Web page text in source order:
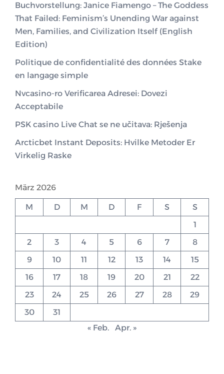
Buchvorstellung: Janice Fiamengo – The Goddess
That Failed: Feminism’s Unending War against
Men, Families, and Civilization Itself (English
Edition)
Politique de confidentialité des données Stake
en langage simple
Nvcasino-ro Verificarea Adresei: Dovezi
Acceptabile
PSK casino Live Chat se ne učitava: Rješenja
Arcticbet Instant Deposits: Hvilke Metoder Er
Virkelig Raske
März 2026
M D M D F S
S
1
2
3 4 5 6 7
8
9
10 11 12 13 14
15
16
17 18 19 20 21
22
23
24 25 26 27 28
29
30
31
« Feb.
Apr. »